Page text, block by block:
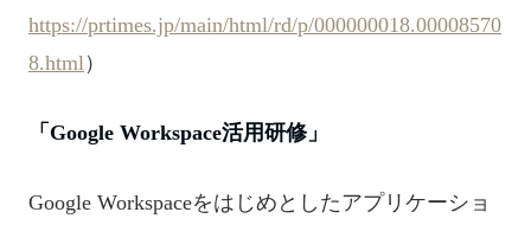
https://prtimes.jp/main/html/rd/p/000000018.00008570
8.html ）
「Google Workspace活用研修」
Google Workspaceをはじめとしたアプリケーショ